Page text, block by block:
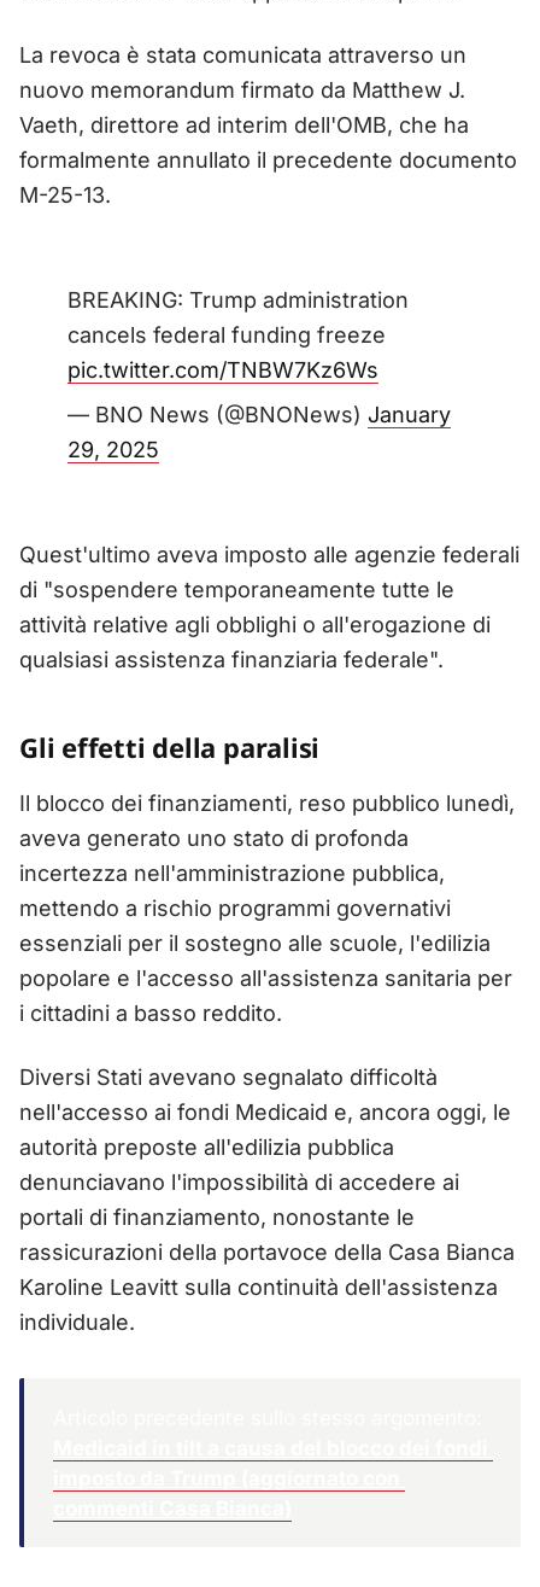
La revoca è stata comunicata attraverso un
nuovo memorandum firmato da Matthew J.
Vaeth, direttore ad interim dell'OMB, che ha
formalmente annullato il precedente documento
M-25-13.
BREAKING: Trump administration
cancels federal funding freeze
pic.twitter.com/TNBW7Kz6Ws
— BNO News (@BNONews) January
29, 2025
Quest'ultimo aveva imposto alle agenzie federali
di "sospendere temporaneamente tutte le
attività relative agli obblighi o all'erogazione di
qualsiasi assistenza finanziaria federale".
Gli effetti della paralisi
Il blocco dei finanziamenti, reso pubblico lunedì,
aveva generato uno stato di profonda
incertezza nell'amministrazione pubblica,
mettendo a rischio programmi governativi
essenziali per il sostegno alle scuole, l'edilizia
popolare e l'accesso all'assistenza sanitaria per
i cittadini a basso reddito.
Diversi Stati avevano segnalato difficoltà
nell'accesso ai fondi Medicaid e, ancora oggi, le
autorità preposte all'edilizia pubblica
denunciavano l'impossibilità di accedere ai
portali di finanziamento, nonostante le
rassicurazioni della portavoce della Casa Bianca
Karoline Leavitt sulla continuità dell'assistenza
individuale.